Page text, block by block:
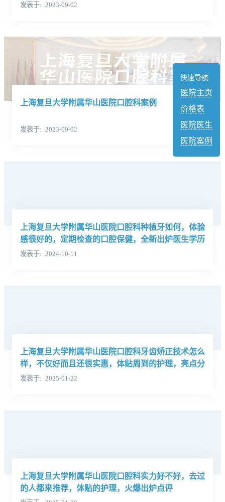
快速导航
医院主页
价格表
医院医生
医院案例
发表于 2023-09-02
上海复旦大学附属华山医院口腔科案例
发表于 2023-09-02
上海复旦大学附属华山医院口腔科种植牙如何，体验
感很好的，定期检查的口腔保健，全新出炉医生学历
发表于 2024-10-11
上海复旦大学附属华山医院口腔科牙齿矫正技术怎么
样，不仅好而且还很实惠，体贴周到的护理，亮点分
析医生学历
发表于 2025-01-22
上海复旦大学附属华山医院口腔科实力好不好，去过
的人都来推荐，体贴的护理，火爆出炉点评